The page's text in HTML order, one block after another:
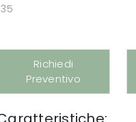
Richiedi
Preventivo